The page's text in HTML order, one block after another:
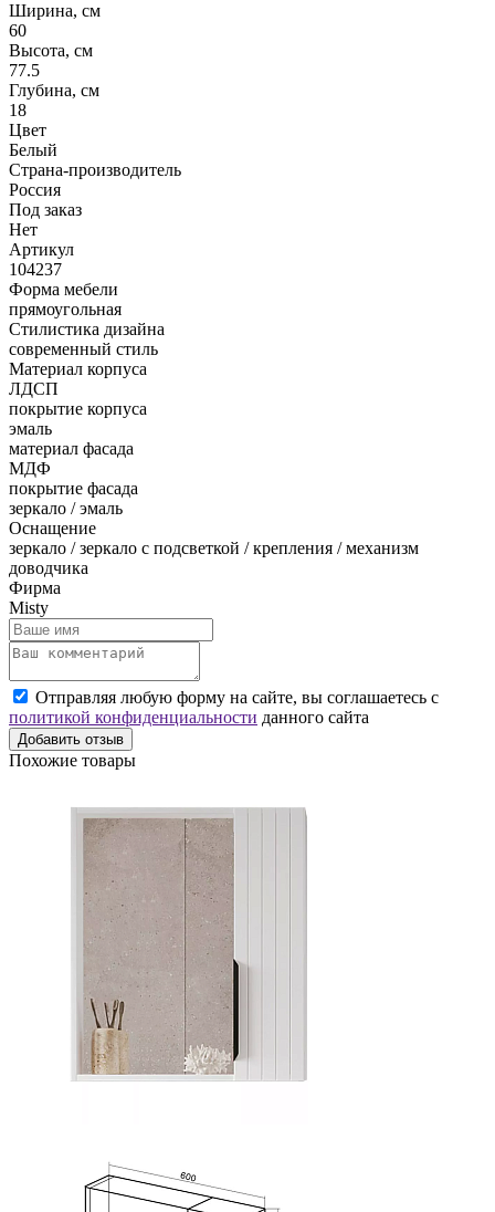
Ширина, см
60
Высота, см
77.5
Глубина, см
18
Цвет
Белый
Страна-производитель
Россия
Под заказ
Нет
Артикул
104237
Форма мебели
прямоугольная
Стилистика дизайна
современный стиль
Материал корпуса
ЛДСП
покрытие корпуса
эмаль
материал фасада
МДФ
покрытие фасада
зеркало / эмаль
Оснащение
зеркало / зеркало с подсветкой / крепления / механизм
доводчика
Фирма
Misty
Отправляя любую форму на сайте, вы соглашаетесь с
политикой конфиденциальности данного сайта
Добавить отзыв
Похожие товары